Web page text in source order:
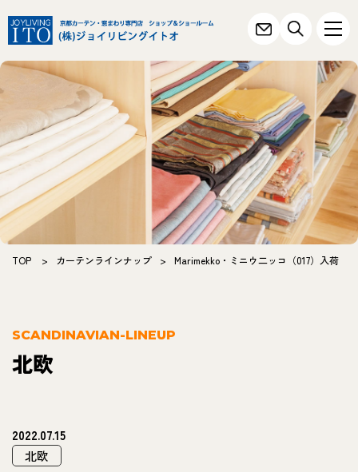
TOP > カーテンラインナップ > Marimekko・ミニウ二ッコ（017）入荷
SCANDINAVIAN-LINEUP
北欧
2022.07.15
北欧